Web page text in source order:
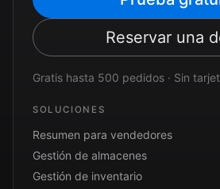
Reservar una
Gratis hasta 500 pedidos · Sin
SOLUCIONES
Resumen para vendedores
Gestión de almacenes
Gestión de inventario